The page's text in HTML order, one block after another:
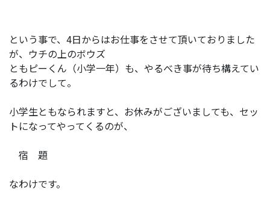
という事で、4日からはお仕事をさせて頂いておりました
が、ウチの上のボウズ
ともピーくん（小学一年）も、やるべき事が待ち構えてい
るわけでして。
小学生ともなられますと、お休みがございましても、セッ
トになってやってくるのが、
宿 題
なわけです。